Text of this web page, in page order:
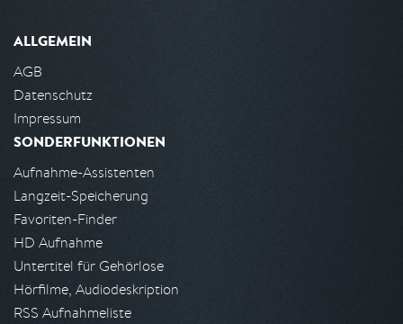
ALLGEMEIN
AGB
Datenschutz
Impressum
SONDERFUNKTIONEN
Aufnahme-Assistenten
Langzeit-Speicherung
Favoriten-Finder
HD Aufnahme
Untertitel für Gehörlose
Hörfilme, Audiodeskription
RSS Aufnahmeliste